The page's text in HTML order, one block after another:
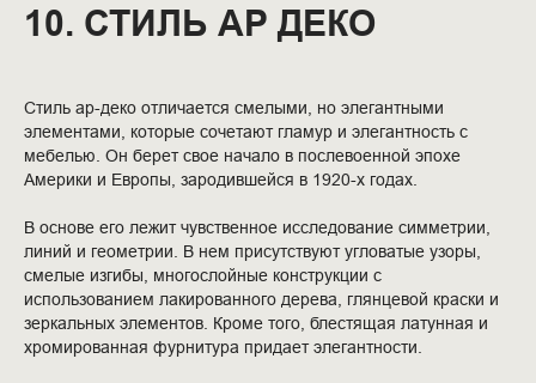
10. СТИЛЬ АР ДЕКО
Стиль ар-деко отличается смелыми, но элегантными
элементами, которые сочетают гламур и элегантность с
мебелью. Он берет свое начало в послевоенной эпохе
Америки и Европы, зародившейся в 1920-х годах.
В основе его лежит чувственное исследование симметрии,
линий и геометрии. В нем присутствуют угловатые узоры,
смелые изгибы, многослойные конструкции с
использованием лакированного дерева, глянцевой краски и
зеркальных элементов. Кроме того, блестящая латунная и
хромированная фурнитура придает элегантности.